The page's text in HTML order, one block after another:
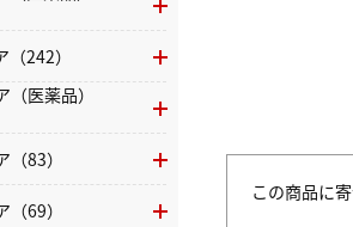
この商品に
242）
（医薬品）
（83）
（69）